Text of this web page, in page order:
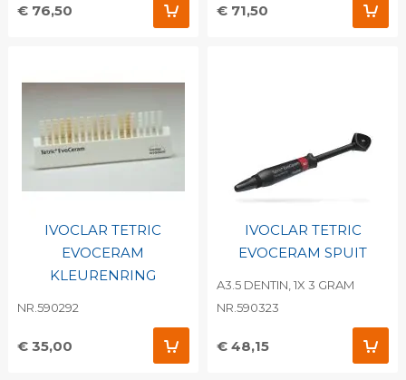
€ 76,50 € 71,50
IVOCLAR TETRIC
EVOCERAM
KLEURENRING
NR.590292
€ 35,00
IVOCLAR TETRIC
EVOCERAM SPUIT
A3.5 DENTIN, 1X 3 GRAM
NR.590323
€ 48,15